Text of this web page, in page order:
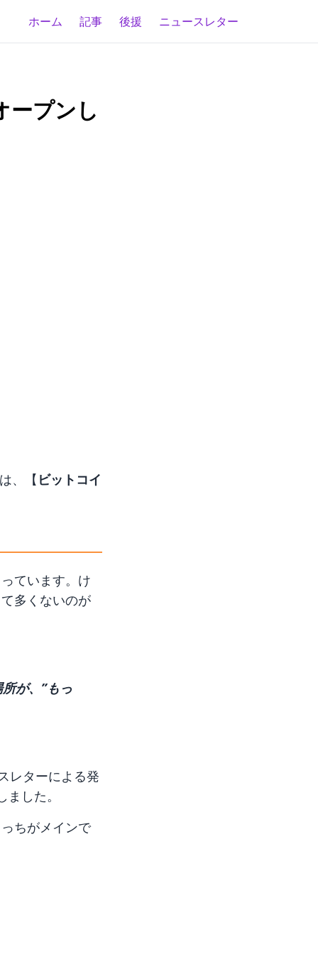
ホーム 記事 後援 ニュースレター
ープンし
、【 ビットコイ
ています。け
多くないのが
が、”もっ
レターによる発
した。
ちがメインで